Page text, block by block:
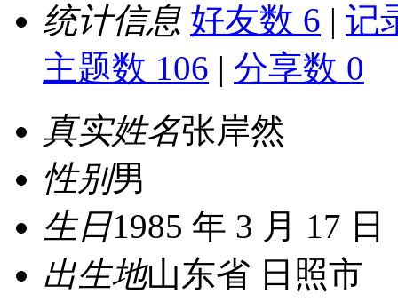
统计信息 好友数 6 | 记
主题数 106 | 分享数 0
真实姓名张岸然
性别男
生日1985 年 3 月 17 日
出生地山东省 日照市